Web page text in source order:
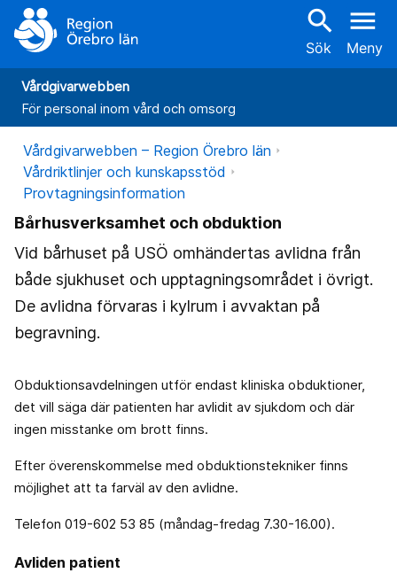
search
Sök
menu
Meny
Vårdgivarwebben
För personal inom vård och omsorg
Vårdgivarwebben – Region Örebro län
Vårdriktlinjer och kunskapsstöd
Provtagningsinformation
Bårhusverksamhet och obduktion
Vid bårhuset på USÖ omhändertas avlidna från
både sjukhuset och upptagningsområdet i övrigt.
De avlidna förvaras i kylrum i avvaktan på
begravning.
Obduktionsavdelningen utför endast kliniska obduktioner,
det vill säga där patienten har avlidit av sjukdom och där
ingen misstanke om brott finns.
Efter överenskommelse med obduktionstekniker finns
möjlighet att ta farväl av den avlidne.
Telefon 019-602 53 85 (måndag-fredag 7.30-16.00).
Avliden patient